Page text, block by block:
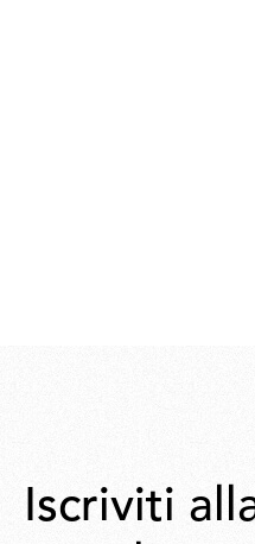
Iscriviti